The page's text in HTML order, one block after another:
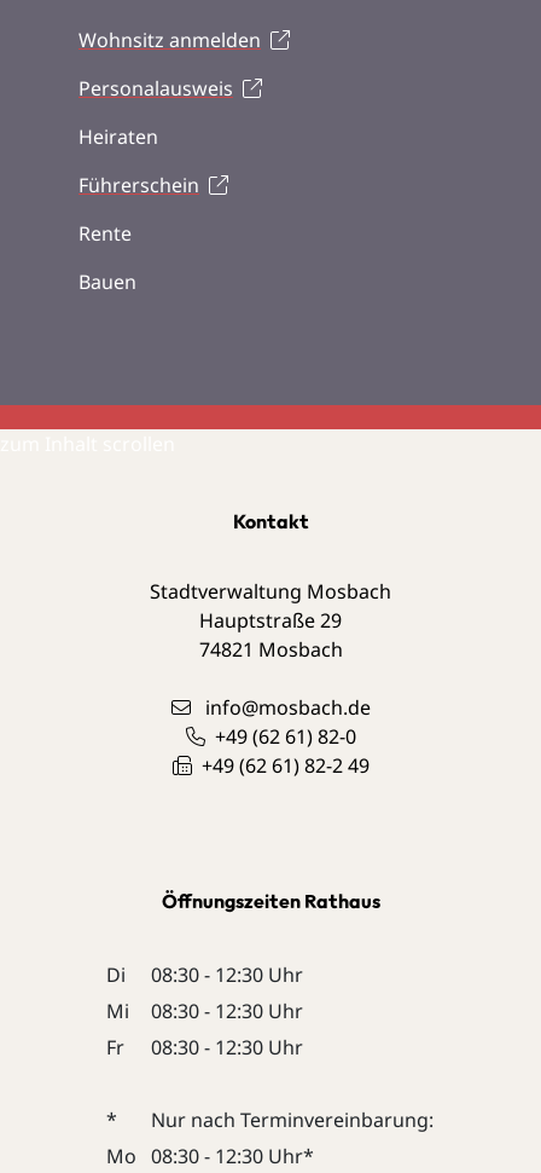
Wohnsitz anmelden
Personalausweis
Heiraten
Führerschein
Rente
Bauen
Kontakt
Stadtverwaltung Mosbach
Hauptstraße 29
74821 Mosbach
info@mosbach.de
+49 (62 61) 82-0
+49 (62 61) 82-2 49
Öffnungszeiten Rathaus
Di
08:30 - 12:30 Uhr
Mi
08:30 - 12:30 Uhr
Fr
08:30 - 12:30 Uhr
*
Nur nach Terminvereinbarung:
Mo 08:30 - 12:30 Uhr*